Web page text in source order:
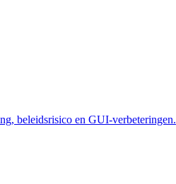
beleidsrisico en GUI-verbeteringen.